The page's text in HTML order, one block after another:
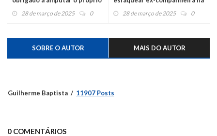
dedo28 de março de 2025 0
frente do filho de 2 anos
28 de março de 2025 0
SOBRE O AUTOR MAIS DO AUTOR
Guilherme Baptista 11907 Posts
0 COMENTÁRIOS